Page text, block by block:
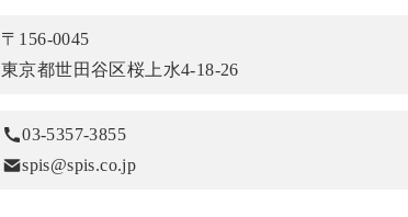
〒156-0045
東京都世田谷区桜上水4-18-26
03-5357-3855
spis@spis.co.jp